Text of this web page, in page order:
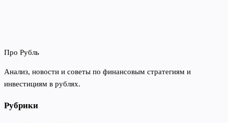
Про Рубль
Анализ, новости и советы по финансовым стратегиям и
инвестициям в рублях.
Рубрики